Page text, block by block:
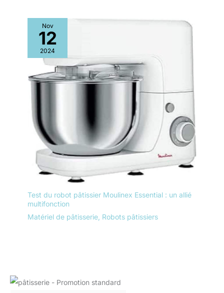
Nov
12
2024
Test du robot pâtissier Moulinex Essential : un allié
multifonction
Matériel de pâtisserie, Robots pâtissiers